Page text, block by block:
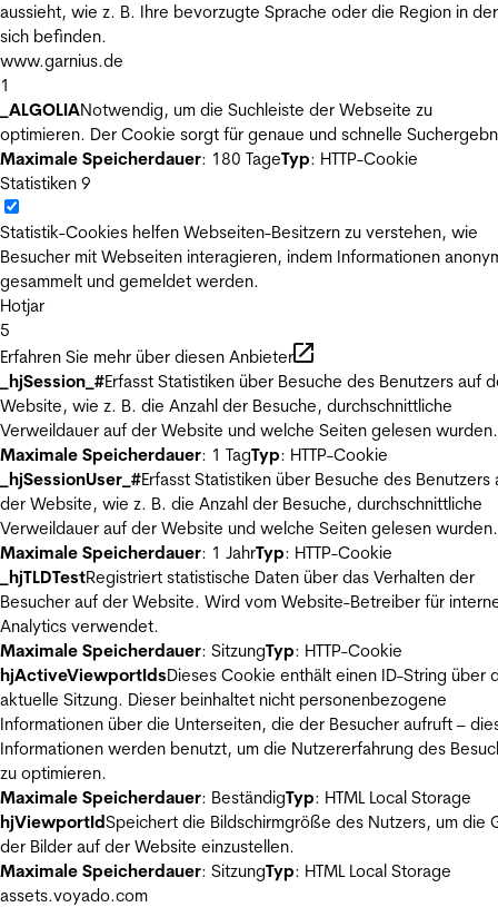
aussieht, wie z. B. Ihre bevorzugte Sprache oder die Region in
sich befinden.
www.garnius.de
1
_ALGOLIANotwendig, um die Suchleiste der Webseite zu
optimieren. Der Cookie sorgt für genaue und schnelle
Maximale Speicherdauer: 180 TageTyp: HTTP-Cookie
Statistiken 9
Statistik-Cookies helfen Webseiten-Besitzern zu verstehen, wie
Besucher mit Webseiten interagieren, indem Informationen
gesammelt und gemeldet werden.
Hotjar
5
Erfahren Sie mehr über diesen Anbieter
_hjSession_#Erfasst Statistiken über Besuche des Benutzers auf
Website, wie z. B. die Anzahl der Besuche, durchschnittliche
Verweildauer auf der Website und welche Seiten gelesen wurden.
Maximale Speicherdauer: 1 TagTyp: HTTP-Cookie
_hjSessionUser_#Erfasst Statistiken über Besuche des Benutzers
der Website, wie z. B. die Anzahl der Besuche, durchschnittliche
Verweildauer auf der Website und welche Seiten gelesen wurden.
Maximale Speicherdauer: 1 JahrTyp: HTTP-Cookie
_hjTLDTestRegistriert statistische Daten über das Verhalten der
Besucher auf der Website. Wird vom Website-Betreiber für
Analytics verwendet.
Maximale Speicherdauer: SitzungTyp: HTTP-Cookie
hjActiveViewportIdsDieses Cookie enthält einen ID-String über
aktuelle Sitzung. Dieser beinhaltet nicht personenbezogene
Informationen über die Unterseiten, die der Besucher aufruft –
Informationen werden benutzt, um die Nutzererfahrung des
zu optimieren.
Maximale Speicherdauer: BeständigTyp: HTML Local Storage
hjViewportIdSpeichert die Bildschirmgröße des Nutzers, um die
der Bilder auf der Website einzustellen.
Maximale Speicherdauer: SitzungTyp: HTML Local Storage
assets.voyado.com